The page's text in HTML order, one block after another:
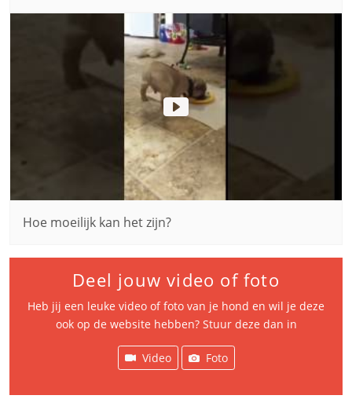
Hoe moeilijk kan het zijn?
Deel jouw video of foto
Heb jij een leuke video of foto van je hond en wil je deze
ook op de website hebben? Stuur deze dan in
Video Foto